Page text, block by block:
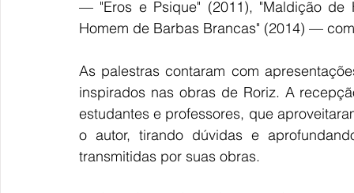
— "Eros e Psique" (2011), "Maldição de
Homem de Barbas Brancas" (2014) —
As palestras contaram com
inspirados nas obras de Roriz. A
estudantes e professores, que
o autor, tirando dúvidas e
transmitidas por suas obras.